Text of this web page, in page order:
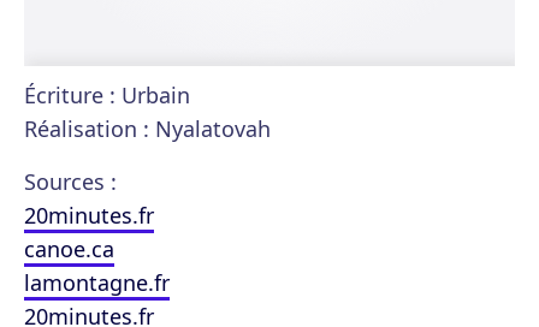
Écriture : Urbain
Réalisation : Nyalatovah
Sources :
20minutes.fr
canoe.ca
lamontagne.fr
20minutes.fr